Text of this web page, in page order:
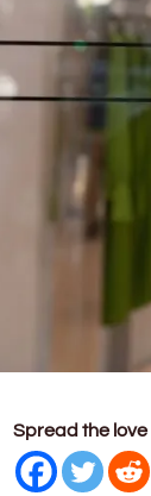
Spread the love